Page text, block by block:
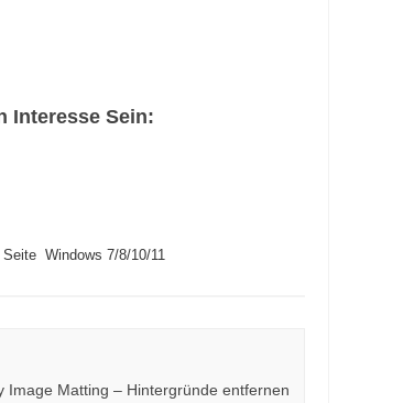
Interesse Sein:
Seite Windows 7/8/10/11
Image Matting – Hintergründe entfernen